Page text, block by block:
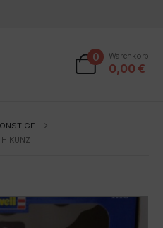
0 Warenkorb
0,00 €